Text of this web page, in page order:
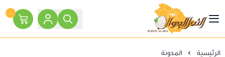
النحل الجوال
٠
الرئيسية المدونة